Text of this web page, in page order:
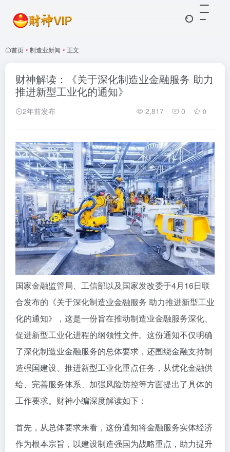
首页 • 制造业新闻 • 正文
财神解读：《关于深化制造业金融服务 助力
推进新型工业化的通知》
2年前发布 2,817 0 0
国家金融监管局、工信部以及国家发改委于4月16日联
合发布的《关于深化制造业金融服务 助力推进新型工业
化的通知》，这是一份旨在推动制造业金融服务深化、
促进新型工业化进程的纲领性文件。这份通知不仅明确
了深化制造业金融服务的总体要求，还围绕金融支持制
造强国建设、推进新型工业化重点任务，从优化金融供
给、完善服务体系、加强风险防控等方面提出了具体的
工作要求。财神小编深度解读如下：
首先，从总体要求来看，这份通知将金融服务实体经济
作为根本宗旨，以建设制造强国为战略重点，助力提升